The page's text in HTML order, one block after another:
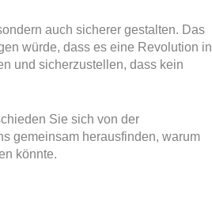
auch sicherer gestalten. Das
würde, dass es eine Revolution in
und sicherzustellen, dass kein
Sie sich von der
gemeinsam herausfinden, warum
könnte.